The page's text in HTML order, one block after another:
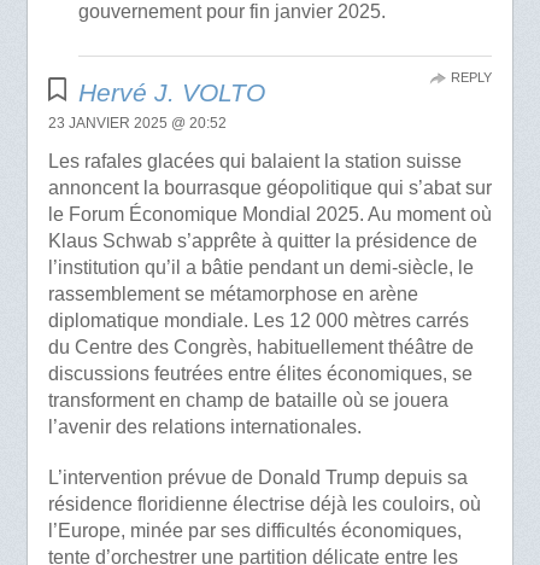
gouvernement pour fin janvier 2025.
Hervé J. VOLTO
23 JANVIER 2025 @ 20:52
Les rafales glacées qui balaient la station suisse
annoncent la bourrasque géopolitique qui s’abat sur
le Forum Économique Mondial 2025. Au moment où
Klaus Schwab s’apprête à quitter la présidence de
l’institution qu’il a bâtie pendant un demi-siècle, le
rassemblement se métamorphose en arène
diplomatique mondiale. Les 12 000 mètres carrés
du Centre des Congrès, habituellement théâtre de
discussions feutrées entre élites économiques, se
transforment en champ de bataille où se jouera
l’avenir des relations internationales.
L’intervention prévue de Donald Trump depuis sa
résidence floridienne électrise déjà les couloirs, où
l’Europe, minée par ses difficultés économiques,
tente d’orchestrer une partition délicate entre les
REPLY